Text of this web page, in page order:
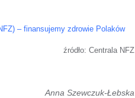
– finansujemy zdrowie Polaków
źródło: Centrala NFZ
Anna Szewczuk-Łebska